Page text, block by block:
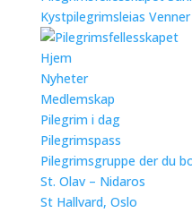
Kystpilegrimsleias
Hjem
Nyheter
Medlemskap
Pilegrim i dag
Pilegrimspass
Pilegrimsgruppe der du
St. Olav – Nidaros
St Hallvard, Oslo